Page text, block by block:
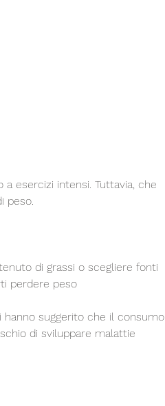
peso.
di grassi o scegliere fonti
perdere peso
suggerito che il consumo
di sviluppare malattie